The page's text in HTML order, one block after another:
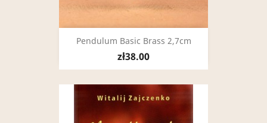
Pendulum Basic Brass 2,7cm
zł38.00